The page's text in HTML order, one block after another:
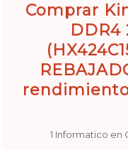
Comprar
DDR4
1 Informatico en